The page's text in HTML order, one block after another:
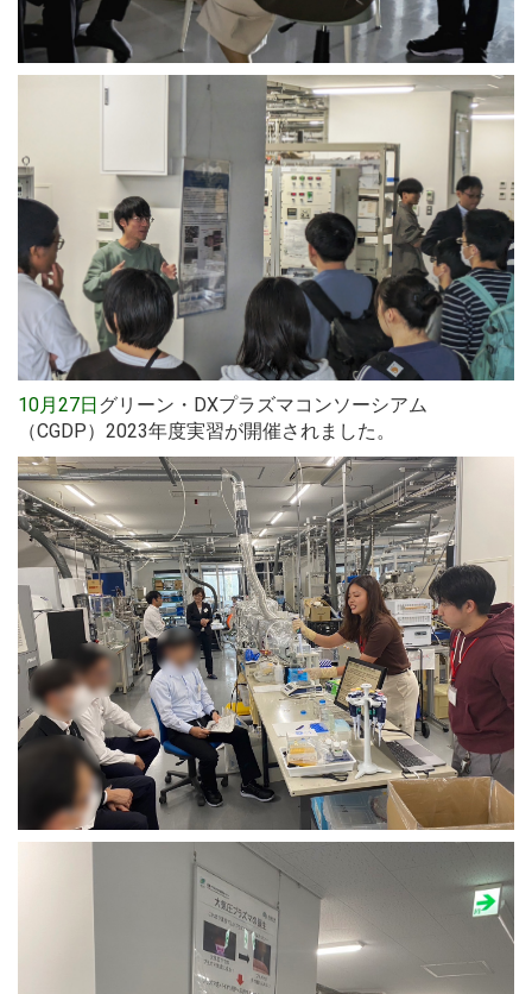
10月27日グリーン・DXプラズマコンソーシアム
（CGDP）2023年度実習が開催されました。